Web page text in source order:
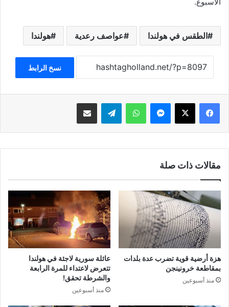
الطقس في هولندا عواصف رعدية هولندا
نسخ الرابط
فيسبوك ‫X ماسنجر واتساب تيلقرام مشاركة عبر البريد
مقالات ذات صلة
هزة أرضية قوية تضرب عدة بلدات
بمقاطعة خرونينجن
منذ أسبوعين
عائلة سورية لاجئة في هولندا
تتعرض لاعتداء للمرة الرابعة
والشرطة تحقق!
منذ أسبوعين